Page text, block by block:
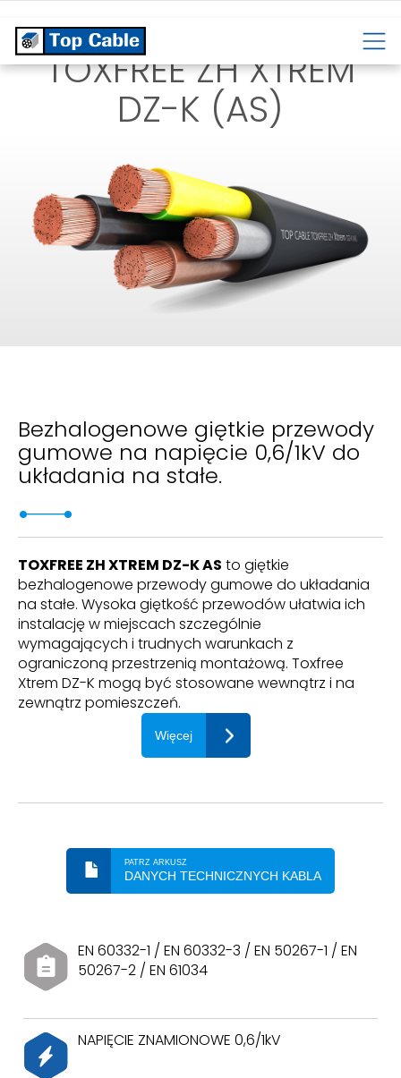
TOXFREE ZH XTREM
DZ-K (AS)
Bezhalogenowe giętkie przewody
gumowe na napięcie 0,6/1kV do
układania na stałe.
TOXFREE ZH XTREM DZ-K AS to giętkie
bezhalogenowe przewody gumowe do układania
na stałe. Wysoka giętkość przewodów ułatwia ich
instalację w miejscach szczególnie
wymagających i trudnych warunkach z
ograniczoną przestrzenią montażową. Toxfree
Xtrem DZ-K mogą być stosowane wewnątrz i na
zewnątrz pomieszczeń.
Więcej
PATRZ ARKUSZ
DANYCH TECHNICZNYCH KABLA
EN 60332-1 / EN 60332-3 / EN 50267-1 / EN
50267-2 / EN 61034
NAPIĘCIE ZNAMIONOWE 0,6/1kV